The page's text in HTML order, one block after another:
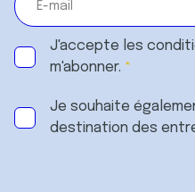
J'accepte les
m'abonner.
Je souhaite
destination des